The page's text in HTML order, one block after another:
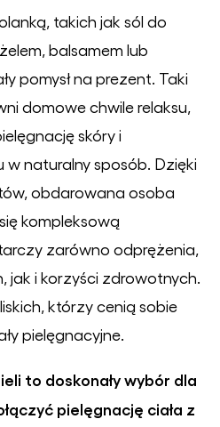
takich jak sól do
balsamem lub
pomysł na prezent. Taki
domowe chwile relaksu,
skóry i
w naturalny sposób. Dzięki
obdarowana osoba
kompleksową
zarówno odprężenia,
i korzyści zdrowotnych.
którzy cenią sobie
pielęgnacyjne.
to doskonały wybór dla
pielęgnację ciała z